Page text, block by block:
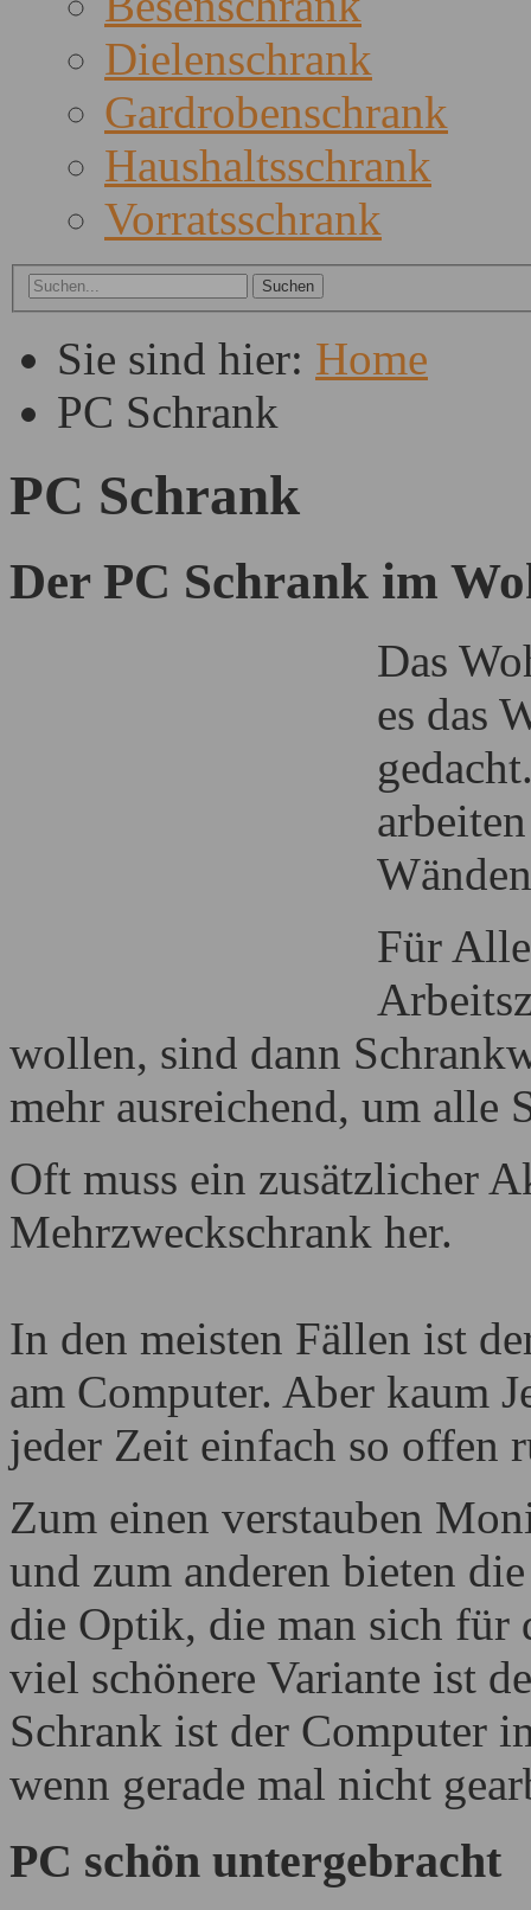
Dielenschrank
Gardrobenschrank
Haushaltsschrank
Vorratsschrank
Sie sind hier: Home
PC Schrank
PC Schrank
Der PC Schrank im
Das
es das
Für
wollen, sind dann
mehr ausreichend, um alle
Oft muss ein zusätzlicher
Mehrzweckschrank her.
In den meisten Fällen ist
am Computer. Aber kaum
jeder Zeit einfach so offen
Zum einen verstauben
und zum anderen bieten
die Optik, die man sich für
viel schönere Variante ist
Schrank ist der Computer
wenn gerade mal nicht
PC schön untergebracht